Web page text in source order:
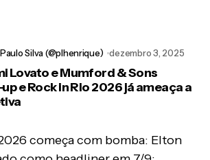
Paulo Silva (@plhenrique) dezembro 3, 2025
Lovato e Mumford & Sons
e Rock in Rio 2026 já ameaça a